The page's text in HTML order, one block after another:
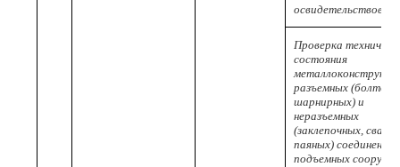
Проверка
состояния
разъемных
шарнирных) и
неразъемных
(заклепочных,
паяных) соединений
подъемных